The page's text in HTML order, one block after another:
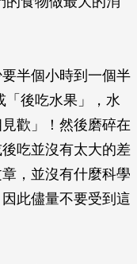
半個小時到一個半
「後吃水果」，水
歡」！然後磨碎在
吃並沒有太大的差
，並沒有什麼科學
此儘量不要受到這